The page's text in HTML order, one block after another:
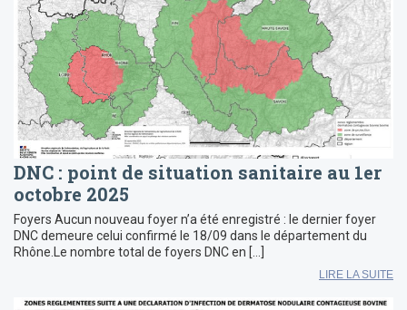
DNC : point de situation sanitaire au 1er
octobre 2025
Foyers Aucun nouveau foyer n’a été enregistré : le dernier foyer
DNC demeure celui confirmé le 18/09 dans le département du
Rhône.Le nombre total de foyers DNC en […]
LIRE LA SUITE